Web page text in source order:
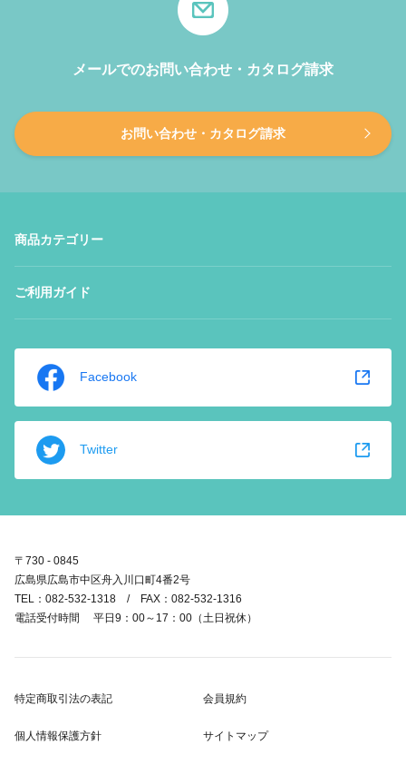
メールでのお問い合わせ・カタログ請求
お問い合わせ・カタログ請求
商品カテゴリー
ご利用ガイド
Facebook
Twitter
〒730 - 0845
広島県広島市中区舟入川口町4番2号
TEL：082-532-1318 / FAX：082-532-1316
電話受付時間 平日9：00～17：00（土日祝休）
特定商取引法の表記 会員規約
個人情報保護方針 サイトマップ